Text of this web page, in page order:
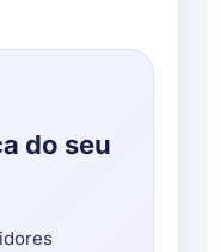
do seu